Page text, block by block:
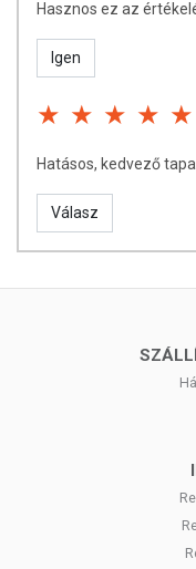
étrend-kiegészítők
reklámozásuk során
gyógyító hatást
Hasznos ez az
Igen
Hatásos, kedvező
Válasz